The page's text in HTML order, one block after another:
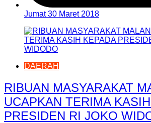
Jumat 30 Maret 2018
DAERAH
RIBUAN MASYARAKAT
UCAPKAN TERIMA
PRESIDEN RI JOKO